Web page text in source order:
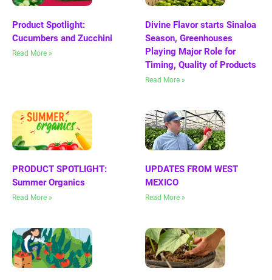
Product Spotlight:
Cucumbers and Zucchini
Read More »
Divine Flavor starts Sinaloa
Season, Greenhouses
Playing Major Role for
Timing, Quality of Products
Read More »
PRODUCT SPOTLIGHT:
Summer Organics
Read More »
UPDATES FROM WEST
MEXICO
Read More »